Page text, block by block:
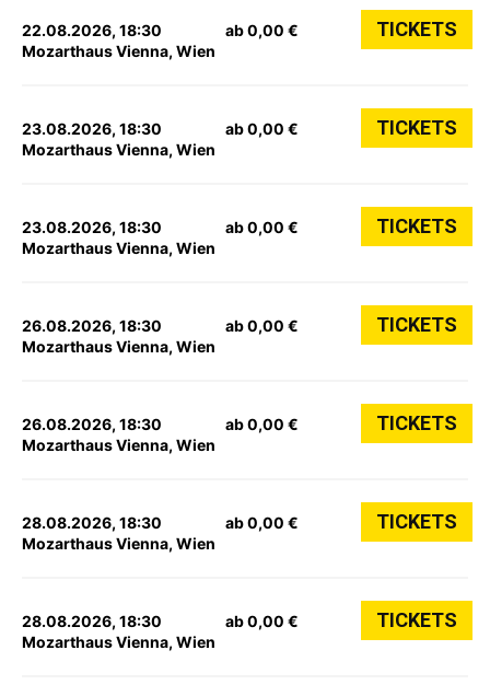
22.08.2026, 18:30
Mozarthaus Vienna, Wien
ab 0,00 € TICKETS
23.08.2026, 18:30
Mozarthaus Vienna, Wien
ab 0,00 € TICKETS
23.08.2026, 18:30
Mozarthaus Vienna, Wien
ab 0,00 € TICKETS
26.08.2026, 18:30
Mozarthaus Vienna, Wien
ab 0,00 € TICKETS
26.08.2026, 18:30
Mozarthaus Vienna, Wien
ab 0,00 € TICKETS
28.08.2026, 18:30
Mozarthaus Vienna, Wien
ab 0,00 € TICKETS
28.08.2026, 18:30
Mozarthaus Vienna, Wien
ab 0,00 € TICKETS